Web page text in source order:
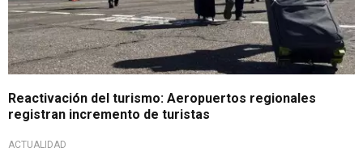
Reactivación del turismo: Aeropuertos regionales
registran incremento de turistas
ACTUALIDAD